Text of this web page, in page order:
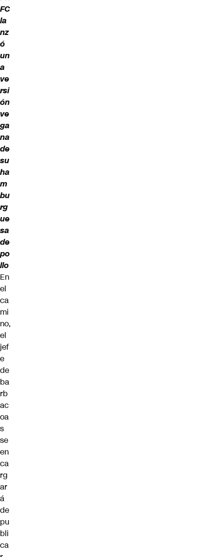
FC
la
nz
ó
un
a
ve
rsi
ón
ve
ga
na
de
su
ha
m
bu
rg
ue
sa
de
po
llo
En
el
ca
mi
no,
el
jef
e
de
ba
rb
ac
oa
s
se
en
ca
rg
ar
á
de
pu
bli
ca